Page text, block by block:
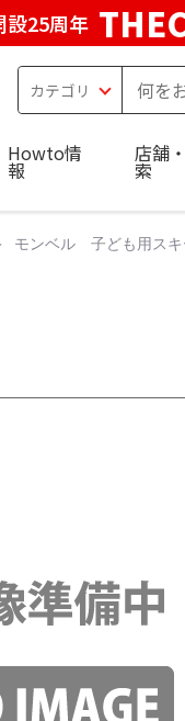
設25周年
Howto情
報
店舗
索
モンベル 子ども用スキ